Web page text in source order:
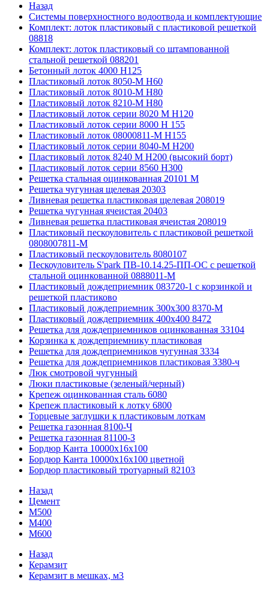
Назад
Системы поверхностного водоотвода и комплектующие
Комплект: лоток пластиковый с пластиковой решеткой
08818
Комплект: лоток пластиковый со штампованной
стальной решеткой 088201
Бетонный лоток 4000 Н125
Пластиковый лоток 8050-М H60
Пластиковый лоток 8010-М H80
Пластиковый лоток 8210-М H80
Пластиковый лоток серии 8020 М H120
Пластиковый лоток серии 8000 Н 155
Пластиковый лоток 08000811-М H155
Пластиковый лоток серии 8040-М H200
Пластиковый лоток 8240 M H200 (высокий борт)
Пластиковый лоток серии 8560 Н300
Решетка стальная оцинкованная 20101 М
Решетка чугунная щелевая 20303
Ливневая решетка пластиковая щелевая 208019
Решетка чугунная ячеистая 20403
Ливневая решетка пластиковая ячеистая 208019
Пластиковый пескоуловитель с пластиковой решеткой
0808007811-М
Пластиковый пескоуловитель 8080107
Пескоуловитель S'park ПВ-10.14.25-ПП-ОС с решеткой
стальной оцинкованной 0888011-М
Пластиковый дождеприемник 083720-1 c корзинкой и
решеткой пластиково
Пластиковый дождеприемник 300x300 8370-М
Пластиковый дождеприемник 400x400 8472
Решетка для дождеприемников оцинкованная 33104
Корзинка к дождеприемнику пластиковая
Решетка для дождеприемников чугунная 3334
Решетка для дождеприемников пластиковая 3380-ч
Люк смотровой чугунный
Люки пластиковые (зеленый/черный)
Крепеж оцинкованная сталь 6080
Крепеж пластиковый к лотку 6800
Торцевые заглушки к пластиковым лоткам
Решетка газонная 8100-Ч
Решетка газонная 81100-З
Бордюр Канта 10000x16x100
Бордюр Канта 10000x16x100 цветной
Бордюр пластиковый тротуарный 82103
Назад
Цемент
М500
М400
М600
Назад
Керамзит
Керамзит в мешках, м3